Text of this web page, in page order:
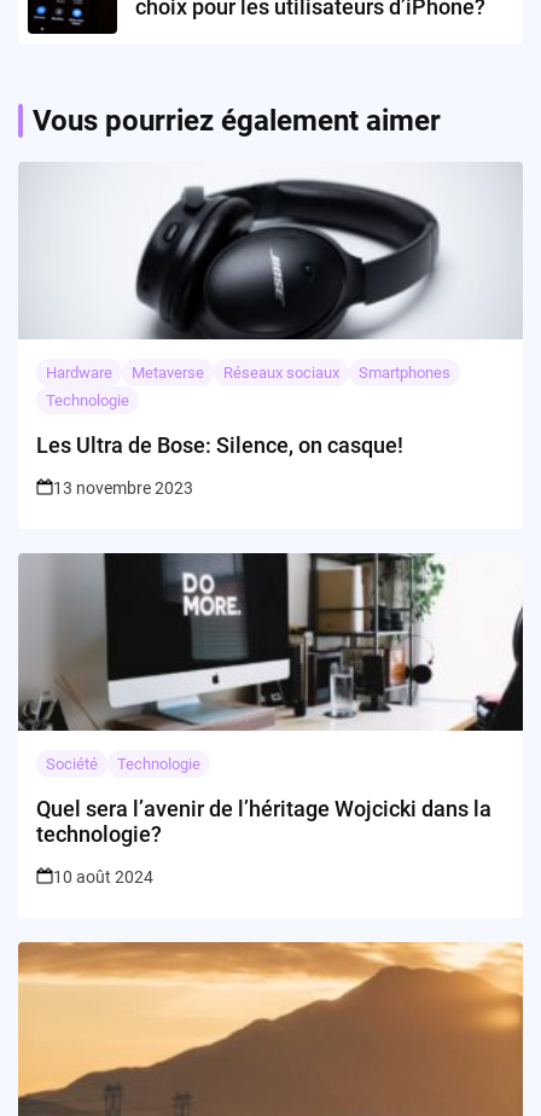
choix pour les utilisateurs d’iPhone?
Vous pourriez également aimer
Hardware Metaverse Réseaux sociaux
Smartphones
Technologie
Les Ultra de Bose: Silence, on casque!
13 novembre 2023
Société Technologie
Quel sera l’avenir de l’héritage Wojcicki dans la
technologie?
10 août 2024